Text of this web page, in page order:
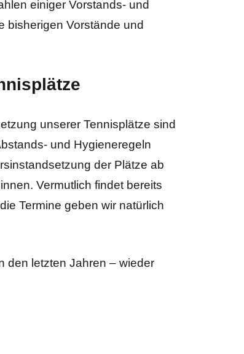
einiger Vorstands- und
bisherigen Vorstände und
unserer Tennisplätze sind
und Hygieneregeln
der Plätze ab
Vermutlich findet bereits
Termine geben wir natürlich
den letzten Jahren – wieder